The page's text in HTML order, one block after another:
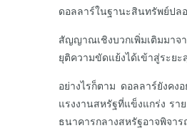
ดอลลาร์ในฐานะสินทรัพย์ปล
สัญญาณเชิงบวกเพิ่มเติมมาจา
ยุติความขัดแย้งได้เข้าสู่ระย
อย่างไรก็ตาม ดอลลาร์ยังคง
แรงงานสหรัฐที่แข็งแกร่ง รา
ธนาคารกลางสหรัฐอาจพิจา